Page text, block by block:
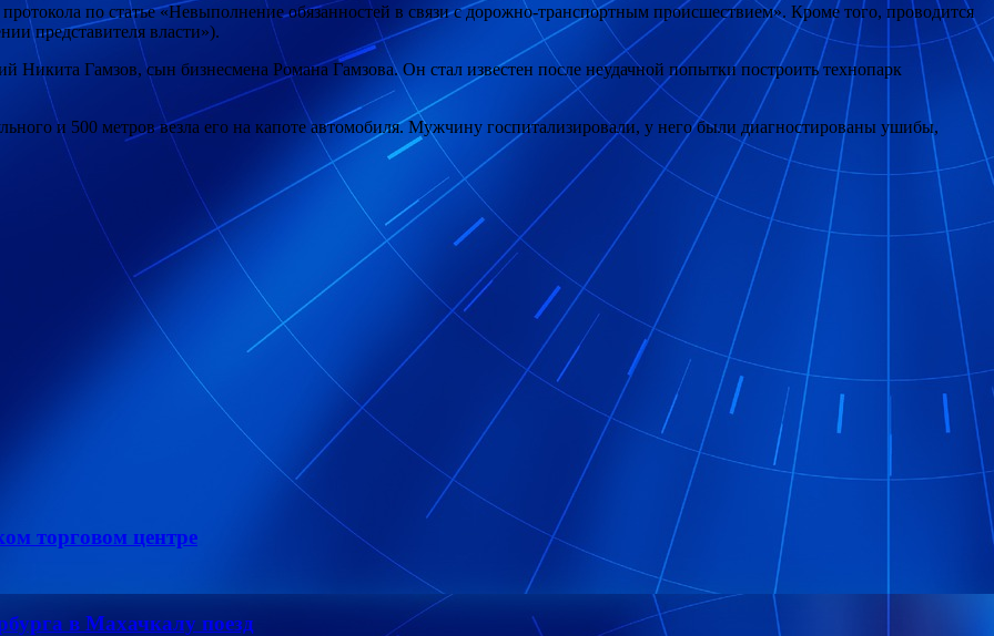
по статье «Невыполнение обязанностей в связи с дорожно-транспортным происшествием». Кроме того, проводится
представителя власти»).
Гамзов, сын бизнесмена Романа Гамзова. Он стал известен после неудачной попытки построить технопарк
и 500 метров везла его на капоте автомобиля. Мужчину госпитализировали, у него были диагностированы ушибы,
торговом центре
в Махачкалу поезд